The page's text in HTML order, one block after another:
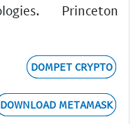
Princeton
DOMPET CRYPTO
DOWNLOAD METAMASK